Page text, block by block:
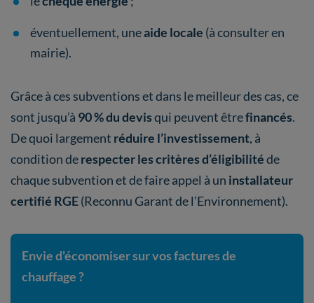
éventuellement, uneaide locale (à consulter en
mairie).
Grâce à ces subventions et dans le meilleur des cas, ce
sont jusqu’à 90 % du devisqui peuvent êtrefinancés.
De quoi largement réduire l’investissement, à
condition derespecter les critères d’éligibilitéde
chaque subvention et de faire appel à un installateur
certifié RGE(Reconnu Garant de l’Environnement).
Envie d'économiser sur vos factures de
chauffage ?